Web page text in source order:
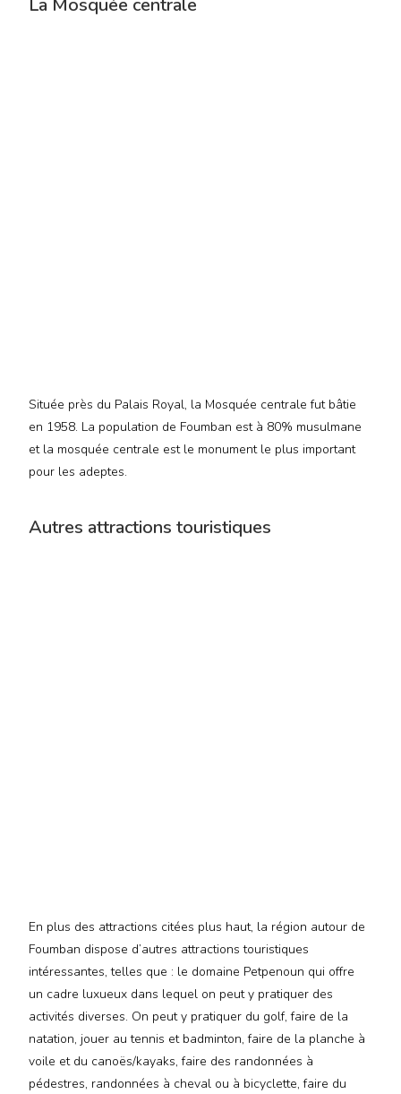
Située près du Palais Royal, la Mosquée centrale fut bâtie
en 1958. La population de Foumban est à 80% musulmane
et la mosquée centrale est le monument le plus important
pour les adeptes.
Autres attractions touristiques
En plus des attractions citées plus haut, la région autour de
Foumban dispose d’autres attractions touristiques
intéressantes, telles que : le domaine Petpenoun qui offre
un cadre luxueux dans lequel on peut y pratiquer des
activités diverses. On peut y pratiquer du golf, faire de la
natation, jouer au tennis et badminton, faire de la planche à
voile et du canoës/kayaks, faire des randonnées à
pédestres, randonnées à cheval ou à bicyclette, faire du